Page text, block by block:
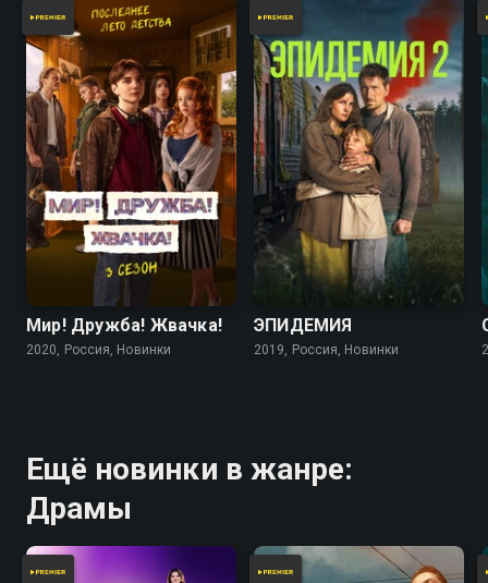
Мир! Дружба! Жвачка!
2020, Россия, Новинки
ЭПИДЕМИЯ
2019, Россия, Новинки
Ещё новинки в жанре:
Драмы